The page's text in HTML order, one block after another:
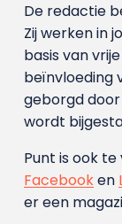
De redactie
Zij werken in
basis van
beïnvloeding
geborgd
wordt
Punt is ook
Facebooken
er een